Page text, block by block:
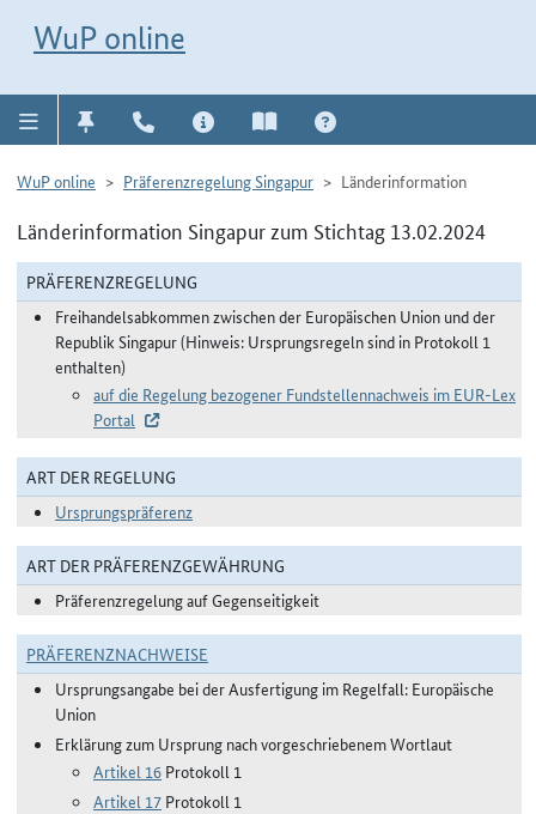
WuP online
WuP online Präferenzregelung Singapur Länderinformation
Länderinformation Singapur zum Stichtag 13.02.2024
PRÄFERENZREGELUNG
Freihandelsabkommen zwischen der Europäischen Union und der
Republik Singapur (Hinweis: Ursprungsregeln sind in Protokoll 1
enthalten)
auf die Regelung bezogener Fundstellennachweis im EUR-Lex
Portal
ART DER REGELUNG
Ursprungspräferenz
ART DER PRÄFERENZGEWÄHRUNG
Präferenzregelung auf Gegenseitigkeit
PRÄFERENZNACHWEISE
Ursprungsangabe bei der Ausfertigung im Regelfall: Europäische
Union
Erklärung zum Ursprung nach vorgeschriebenem Wortlaut
Artikel 16 Protokoll 1
Artikel 17 Protokoll 1